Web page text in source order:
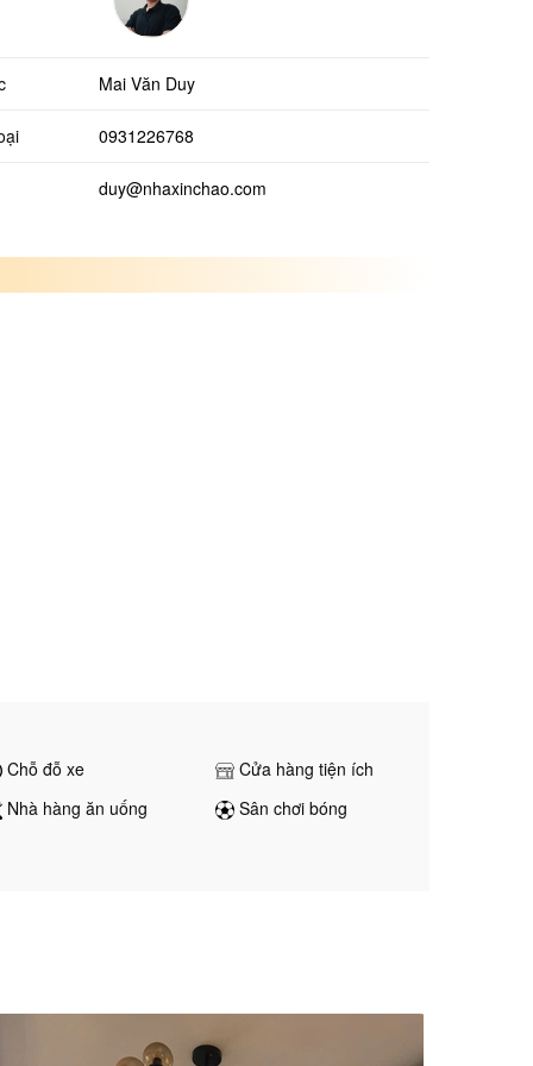
Mai Văn Duy
0931226768
duy@nhaxinchao.com
Chỗ đỗ xe
Cửa hàng tiện ích
Nhà hàng ăn uống
Sân chơi bóng